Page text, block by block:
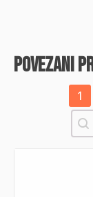
povezani
1